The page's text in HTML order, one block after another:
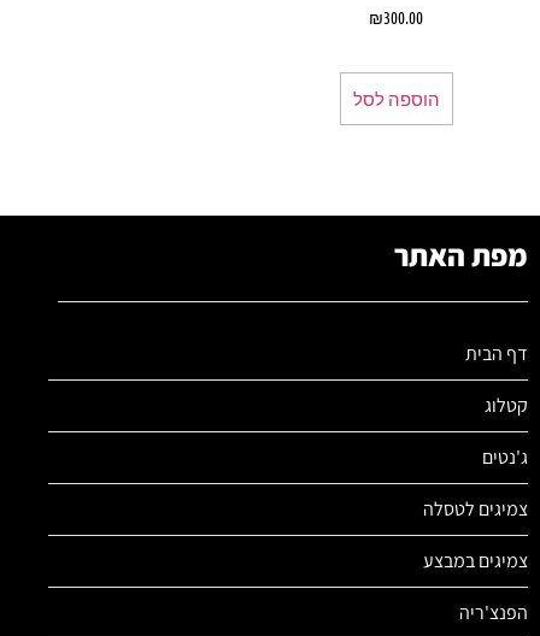
₪300.00
הוספה לסל
מפת האתר
דף הבית
קטלוג
ג'נטים
צמיגים לטסלה
צמיגים במבצע
הפנצ'ריה